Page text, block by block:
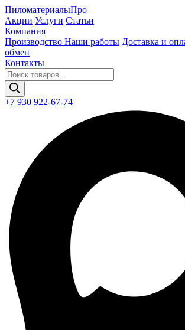
ПиломатериалыПро
Акции Услуги Статьи
Компания
Производство Наши работы Доставка и
обмен
Контакты
Поиск
товаров
+7 930 922-67-74